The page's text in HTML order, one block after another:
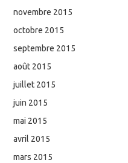
novembre 2015
octobre 2015
septembre 2015
août 2015
juillet 2015
juin 2015
mai 2015
avril 2015
mars 2015